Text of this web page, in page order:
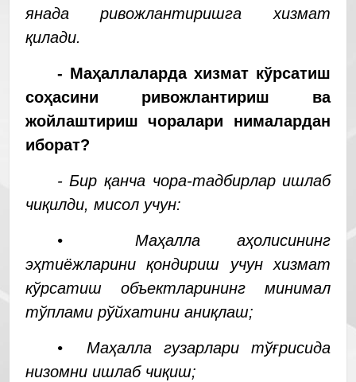
янада ривожлантиришга хизмат
қилади.
- Маҳаллаларда хизмат кўрсатиш
соҳасини ривожлантириш ва
жойлаштириш чоралари нималардан
иборат?
- Бир қанча чора-тадбирлар ишлаб
чиқилди, мисол учун:
• Маҳалла аҳолисининг
эҳтиёжларини қондириш учун хизмат
кўрсатиш объектларининг минимал
тўплами рўйхатини аниқлаш;
• Маҳалла гузарлари тўғрисида
низомни ишлаб чиқиш;